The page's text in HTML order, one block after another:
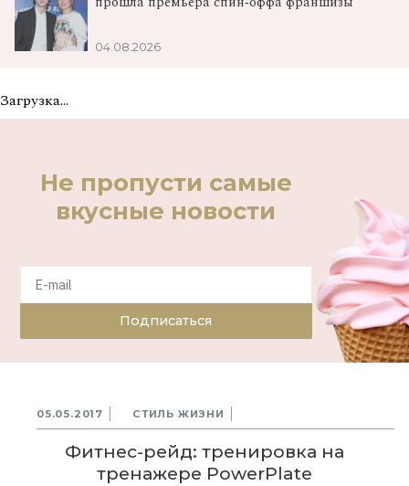
04.08.2026
Загрузка...
Не пропусти самые
вкусные новости
Подписаться
05.05.2017 СТИЛЬ ЖИЗНИ
Фитнес-рейд: тренировка на
тренажере PowerPlate